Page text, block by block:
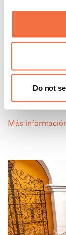
Do not
PRIMEROS DOMINGOS
Primeros
a las Galerías
California del
a un precio
Más